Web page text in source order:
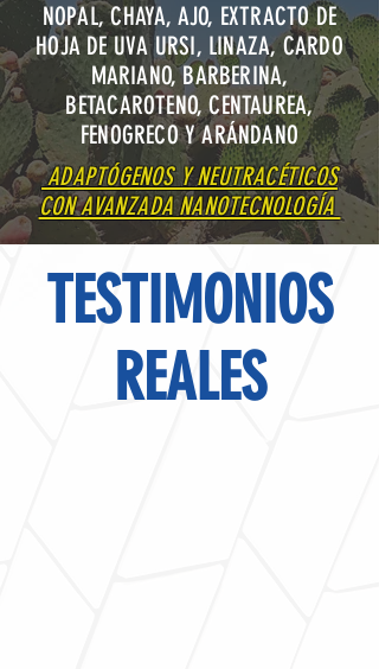
NOPAL, CHAYA, AJO, EXTRACTO DE
HOJA DE UVA URSI, LINAZA, CARDO
MARIANO, BARBERINA,
BETACAROTENO, CENTAUREA,
FENOGRECO Y ARÁNDANO
ADAPTÓGENOS Y NEUTRACÉTICOS
CON AVANZADA NANOTECNOLOGÍA
TESTIMONIOS
REALES